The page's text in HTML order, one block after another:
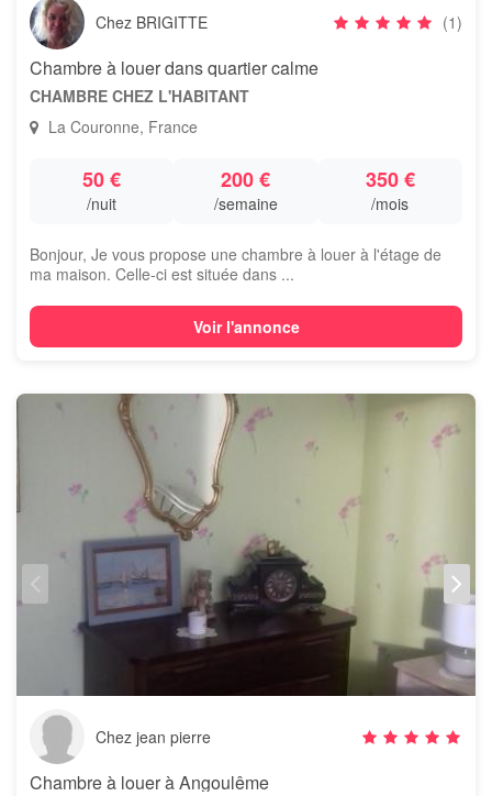
Chez BRIGITTE (1)
Chambre à louer dans quartier calme
CHAMBRE CHEZ L'HABITANT
La Couronne, France
50 €
/nuit
200 €
/semaine
350 €
/mois
Bonjour, Je vous propose une chambre à louer à l'étage de
ma maison. Celle-ci est située dans ...
Voir l'annonce
Chez jean pierre
Chambre à louer à Angoulême